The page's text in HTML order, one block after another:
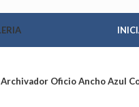
Archivador Oficio Ancho Azul